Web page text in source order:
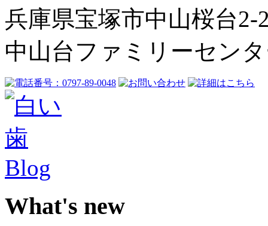
兵庫県宝塚市中山桜台2-
中山台ファミリーセン
What's new